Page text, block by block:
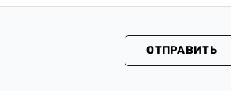
ОТПРАВИТЬ